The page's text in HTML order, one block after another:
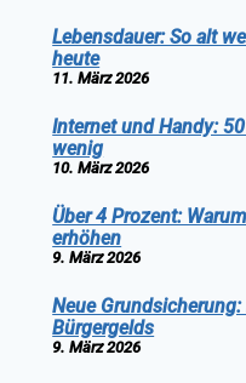
Lebensdauer: So alt
heute
11. März 2026
Internet und Handy:
wenig
10. März 2026
Über 4 Prozent:
erhöhen
9. März 2026
Neue
Bürgergelds
9. März 2026